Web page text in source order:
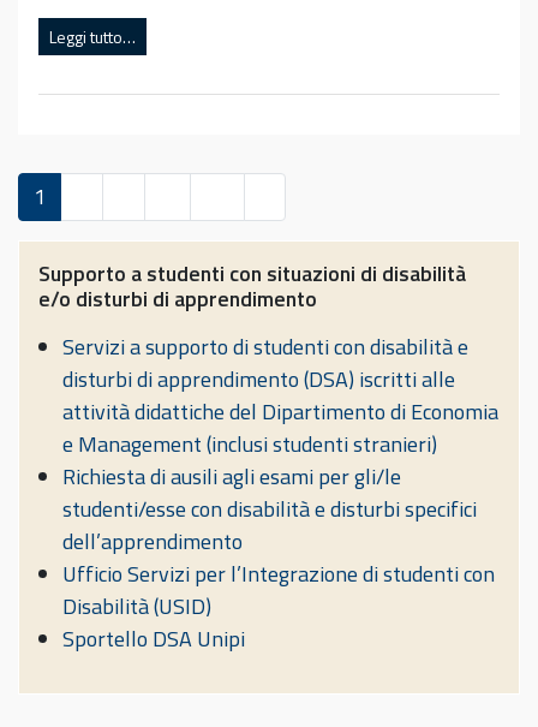
Leggi tutto…
1
Supporto a studenti con situazioni di disabilità
e/o disturbi di apprendimento
Servizi a supporto di studenti con disabilità e
disturbi di apprendimento (DSA) iscritti alle
attività didattiche del Dipartimento di Economia
e Management (inclusi studenti stranieri)
Richiesta di ausili agli esami per gli/le
studenti/esse con disabilità e disturbi specifici
dell’apprendimento
Ufficio Servizi per l’Integrazione di studenti con
Disabilità (USID)
Sportello DSA Unipi